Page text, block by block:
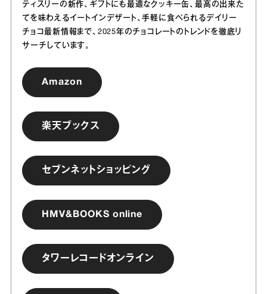
ティスリーの新作、ギフトにも最適なクッキー缶、最高の出来た
てを味わえるイートインデザート、手軽に食べられるデイリー
チョコ最新情報まで、2025年のチョコレートのトレンドを徹底リ
サーチしています。
Amazon
楽天ブックス
セブンネットショッピング
HMV&BOOKS online
タワーレコードオンライン